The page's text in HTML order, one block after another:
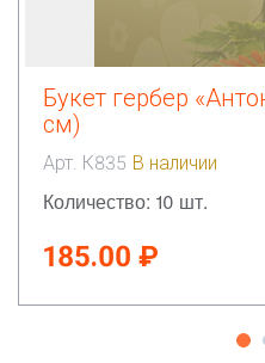
Букет гербер
см)
Арт. К835 В наличии
Количество: 10 шт.
185.00 ₽